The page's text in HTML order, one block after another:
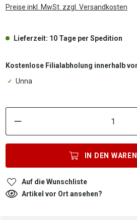
Preise inkl. MwSt. zzgl. Versandkosten
Lieferzeit: 10 Tage per Spedition
Kostenlose Filialabholung innerhalb
Unna
IN DEN
Auf die Wunschliste
Artikel vor Ort ansehen?